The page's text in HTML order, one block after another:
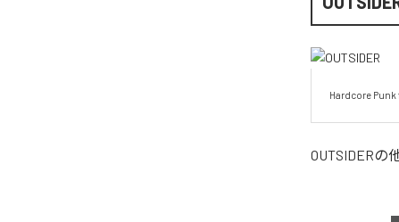
Hardcore Punk
OUTSIDERの